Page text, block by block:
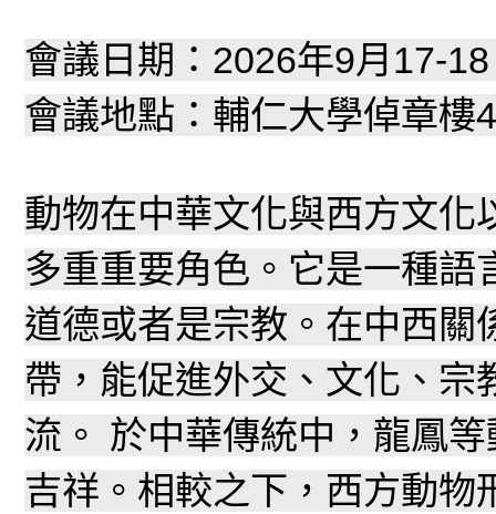
會議日期： 2026年9月 17-18
會議地點：輔仁大學倬章樓
動物在中華文化與西方文化
多重重要角色。它是一種
道德或者是宗教。在中西關
帶，能促進外交、文化、
流。 於中華傳統中，龍鳳
吉祥。相較之下，西方動